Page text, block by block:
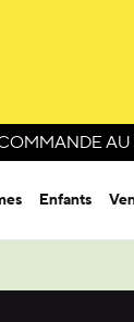
AU
Enfants